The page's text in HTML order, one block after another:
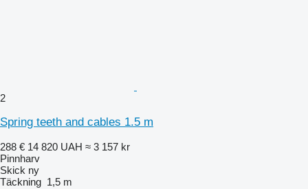
2
Spring teeth and cables 1.5 m
288 € 14 820 UAH ≈ 3 157 kr
Pinnharv
Skick ny
Täckning 1,5 m